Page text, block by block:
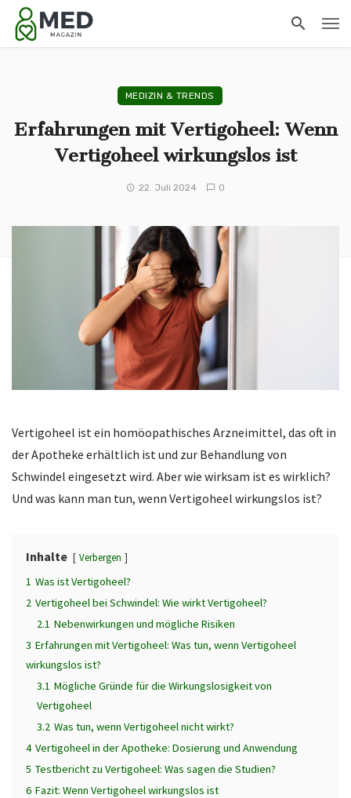
MEDIZIN & TRENDS
Erfahrungen mit Vertigoheel: Wenn
Vertigoheel wirkungslos ist
22. Juli 2024 0
Vertigoheel ist ein homöopathisches Arzneimittel, das oft in
der Apotheke erhältlich ist und zur Behandlung von
Schwindel eingesetzt wird. Aber wie wirksam ist es wirklich?
Und was kann man tun, wenn Vertigoheel wirkungslos ist?
Inhalte Verbergen
1 Was ist Vertigoheel?
2 Vertigoheel bei Schwindel: Wie wirkt Vertigoheel?
2.1 Nebenwirkungen und mögliche Risiken
3 Erfahrungen mit Vertigoheel: Was tun, wenn Vertigoheel
wirkungslos ist?
3.1 Mögliche Gründe für die Wirkungslosigkeit von
Vertigoheel
3.2 Was tun, wenn Vertigoheel nicht wirkt?
4 Vertigoheel in der Apotheke: Dosierung und Anwendung
5 Testbericht zu Vertigoheel: Was sagen die Studien?
6 Fazit: Wenn Vertigoheel wirkungslos ist